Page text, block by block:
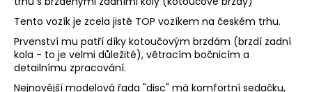
Tento vozík je zcela jistě TOP vozíkem na českém trhu.
Prvenství mu patří díky kotoučovým brzdám (brzdí zadní
kola - to je velmi důležité), větracím bočnicím a
detailnímu zpracování.
Nejnovější modelová řada "disc" má komfortní sedačku,
ř
e
b
u